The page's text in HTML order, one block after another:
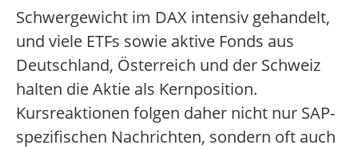
Schwergewicht im DAX intensiv gehandelt,
und viele ETFs sowie aktive Fonds aus
Deutschland, Österreich und der Schweiz
halten die Aktie als Kernposition.
Kursreaktionen folgen daher nicht nur SAP-
spezifischen Nachrichten, sondern oft auch